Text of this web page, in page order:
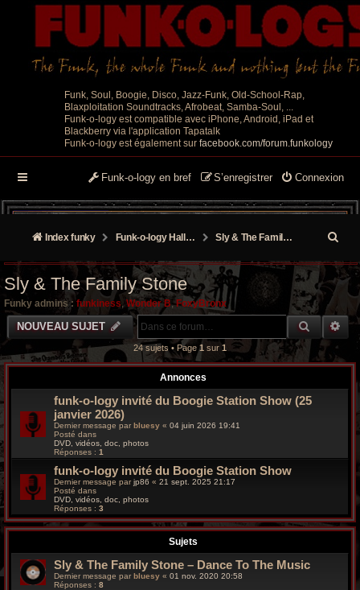
Funk, Soul, Boogie, Disco, Jazz-Funk, Old-School-Rap,
Blaxploitation Soundtracks, Afrobeat, Samba-Soul, ...
Funk-o-logy est compatible avec iPhone, Android, iPad et
Blackberry via l'application Tapatalk
Funk-o-logy est également sur facebook.com/forum.funkology
Connexion
S’enregistrer
Funk-o-logy en bref
Index funky Funk-o-logy Hall of Fame Sly & The Family Stone
e
h
r
c
o
Sly & The Family Stone
Funky admins : funkiness, Wonder B,FoxyBronx
NOUVEAU SUJET
24 sujets • Page 1 sur 1
Annonces
funk-o-logy invité du Boogie Station Show (25
janvier 2026)
Dernier message par bluesy « 04 juin 2026 19:41
Posté dans
DVD, vidéos, doc, photos
Réponses : 1
funk-o-logy invité du Boogie Station Show
Dernier message parjp86 « 21 sept. 2025 21:17
Posté dans
DVD, vidéos, doc, photos
Réponses : 3
Sujets
Sly & The Family Stone – Dance To The Music
Dernier message par bluesy « 01 nov. 2020 20:58
Réponses : 8